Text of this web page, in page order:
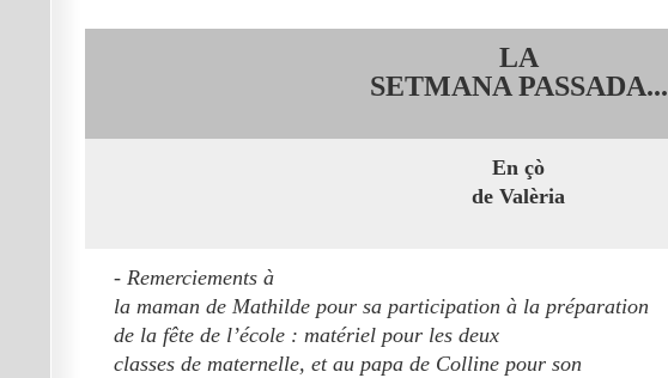
LA
SETMANA PASSADA...
En çò
de Valèria
- Remerciements à
la maman de Mathilde pour sa participation à la préparation
de la fête de l’école : matériel pour les deux
classes de maternelle, et au papa de Colline pour son